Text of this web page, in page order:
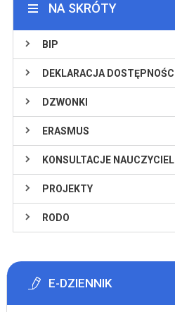
NA SKRÓTY
BIP
DEKLARACJA DOSTĘPNOŚCI
DZWONKI
ERASMUS
KONSULTACJE NAUCZYCIELI
PROJEKTY
RODO
E-DZIENNIK